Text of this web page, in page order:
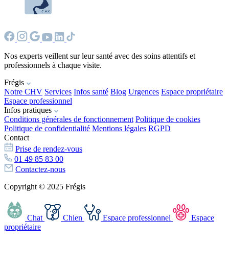
Nos experts veillent sur leur santé avec des soins attentifs et
professionnels à chaque visite.
Frégis
Notre CHV Services Infos santé Blog Urgences Espace propriétaire
Espace professionnel
Infos pratiques
Conditions générales de fonctionnement Politique de cookies
Politique de confidentialité Mentions légales RGPD
Contact
Prise de rendez-vous
01 49 85 83 00
Contactez-nous
Copyright © 2025 Frégis
Chat Chien Espace professionnel
Espace
propriétaire